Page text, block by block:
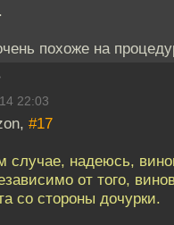
похоже на
22:03
#17
случае, надеюсь,
от того,
со стороны дочурки.